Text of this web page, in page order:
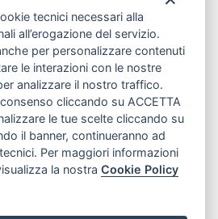
tecnici necessari alla
all’erogazione del servizio.
per personalizzare contenuti
le interazioni con le nostre
analizzare il nostro traffico.
cliccando su ACCETTA
le tue scelte cliccando su
il banner, continueranno ad
Per maggiori informazioni
la nostraCookie Policy